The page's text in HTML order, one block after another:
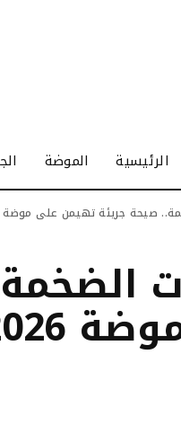
الرئيسية الموضة
صيحة جريئة تهيمن على موضة 2026
2026